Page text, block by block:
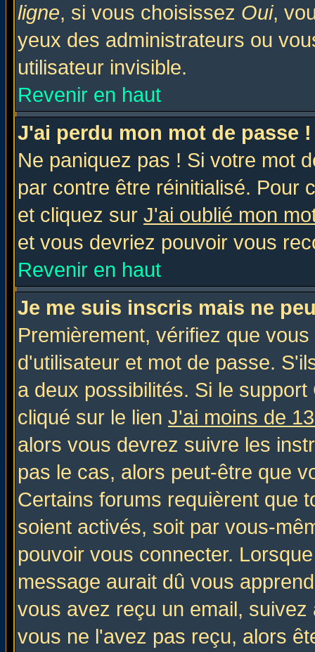
ligne, si vous choisissez Oui,
yeux des administrateurs ou
utilisateur invisible.
Revenir en haut
J'ai perdu mon mot de passe !
Ne paniquez pas ! Si votre mot
par contre être réinitialisé. Pour
et cliquez sur J'ai oublié mon
et vous devriez pouvoir vous
Revenir en haut
Je me suis inscris mais ne
Premièrement, vérifiez que
d'utilisateur et mot de passe.
a deux possibilités. Si le
cliqué sur le lien J'ai moins de
alors vous devrez suivre les
pas le cas, alors peut-être que
Certains forums requièrent que
soient activés, soit par vous-
pouvoir vous connecter.
message aurait dû vous
vous avez reçu un email,
vous ne l'avez pas reçu, alors